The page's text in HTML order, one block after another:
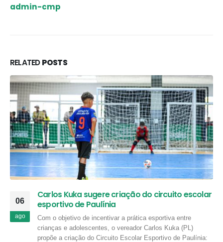
admin-cmp
RELATEDPOSTS
06
ago
Carlos Kuka sugere criação do circuito escolar
esportivo de Paulínia
Com o objetivo de incentivar a prática esportiva entre
crianças e adolescentes, o vereador Carlos Kuka (PL)
propõe a criação do Circuito Escolar Esportivo de Paulínia: